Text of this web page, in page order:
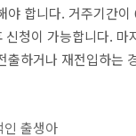
야 합니다. 거주기간이
청이 가능합니다. 마
출하거나 재전입하는
인 출생아